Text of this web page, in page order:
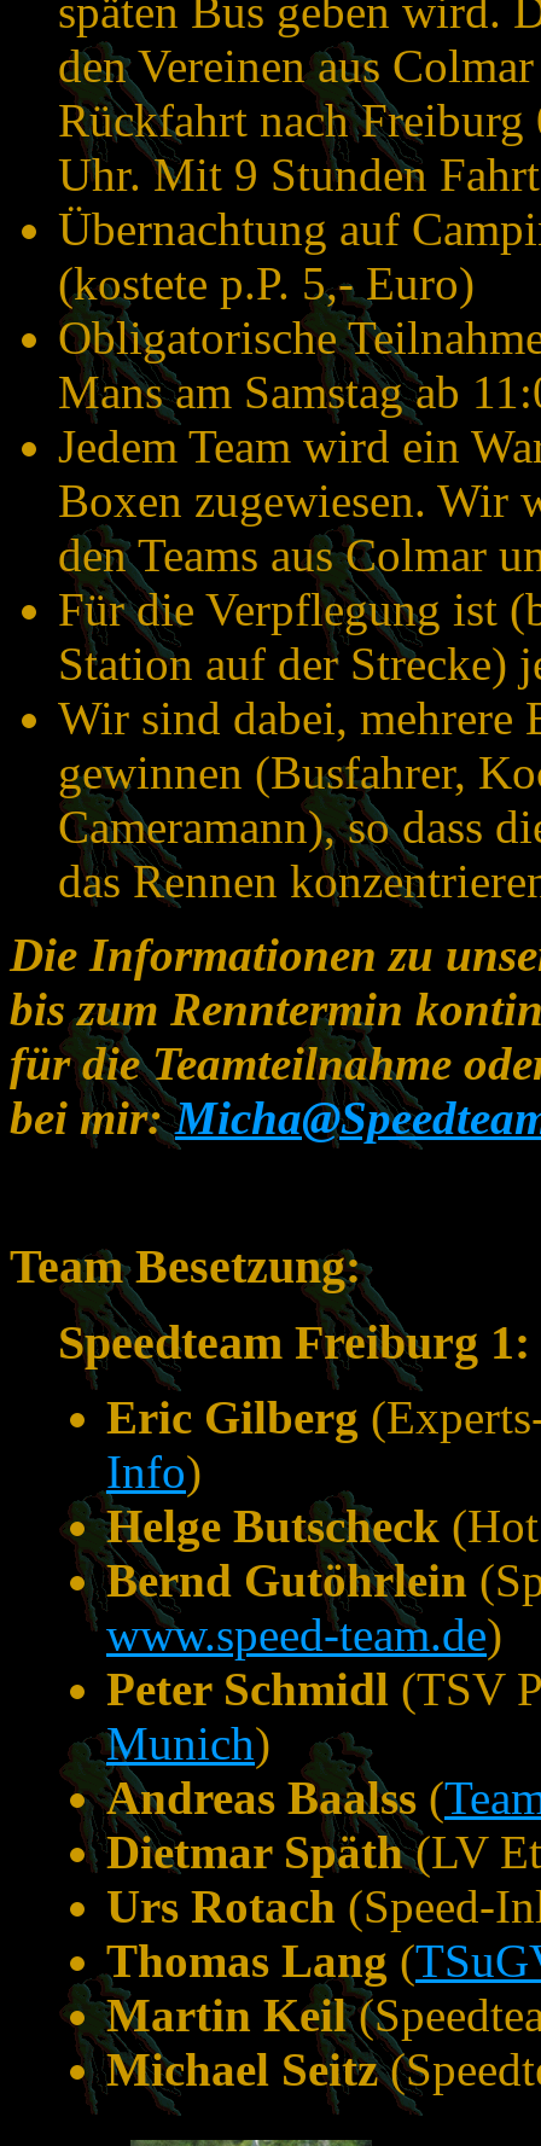
späten Bus geben wird.
den Vereinen aus
Rückfahrt nach
Uhr. Mit 9 Stunden
Übernachtung auf
(kostete p.P. 5,- Euro)
Obligatorische
Mans am Samstag ab
Jedem Team wird ein
Boxen zugewiesen. Wir
den Teams aus Colmar
Für die Verpflegung ist
Station auf der Strecke)
Wir sind dabei, mehrere
gewinnen (Busfahrer,
Cameramann), so dass
das Rennen
Die Informationen zu
bis zum Renntermin
für die Teamteilnahme
bei mir:
Team Besetzung:
Speedteam Freiburg 1:
Eric Gilberg
Info)
Helge Butscheck
Bernd Gutöhrlein
www.speed-team.de)
Peter Schmidl (TSV
Munich)
Andreas Baalss (
Dietmar Späth(LV
Urs Rotach (Speed-
Thomas Lang (
Martin Keil
Michael Seitz